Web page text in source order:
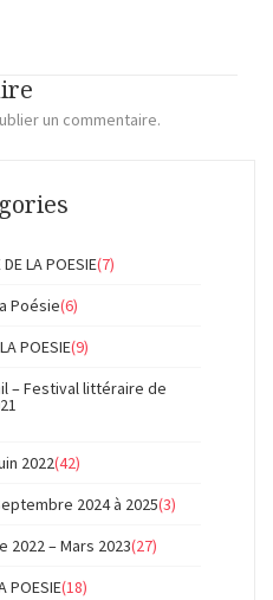
un commentaire.
LA POESIE(7)
Poésie(6)
POESIE(9)
– Festival littéraire de
2022(42)
2024 à 2025(3)
2022 – Mars 2023(27)
POESIE(18)